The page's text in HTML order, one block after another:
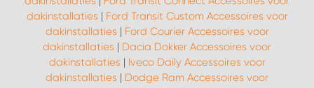
dakinstallaties | Ford Transit Custom Accessoires voor
dakinstallaties | Ford Courier Accessoires voor
dakinstallaties | Dacia Dokker Accessoires voor
dakinstallaties | Iveco Daily Accessoires voor
dakinstallaties | Dodge Ram Accessoires voor